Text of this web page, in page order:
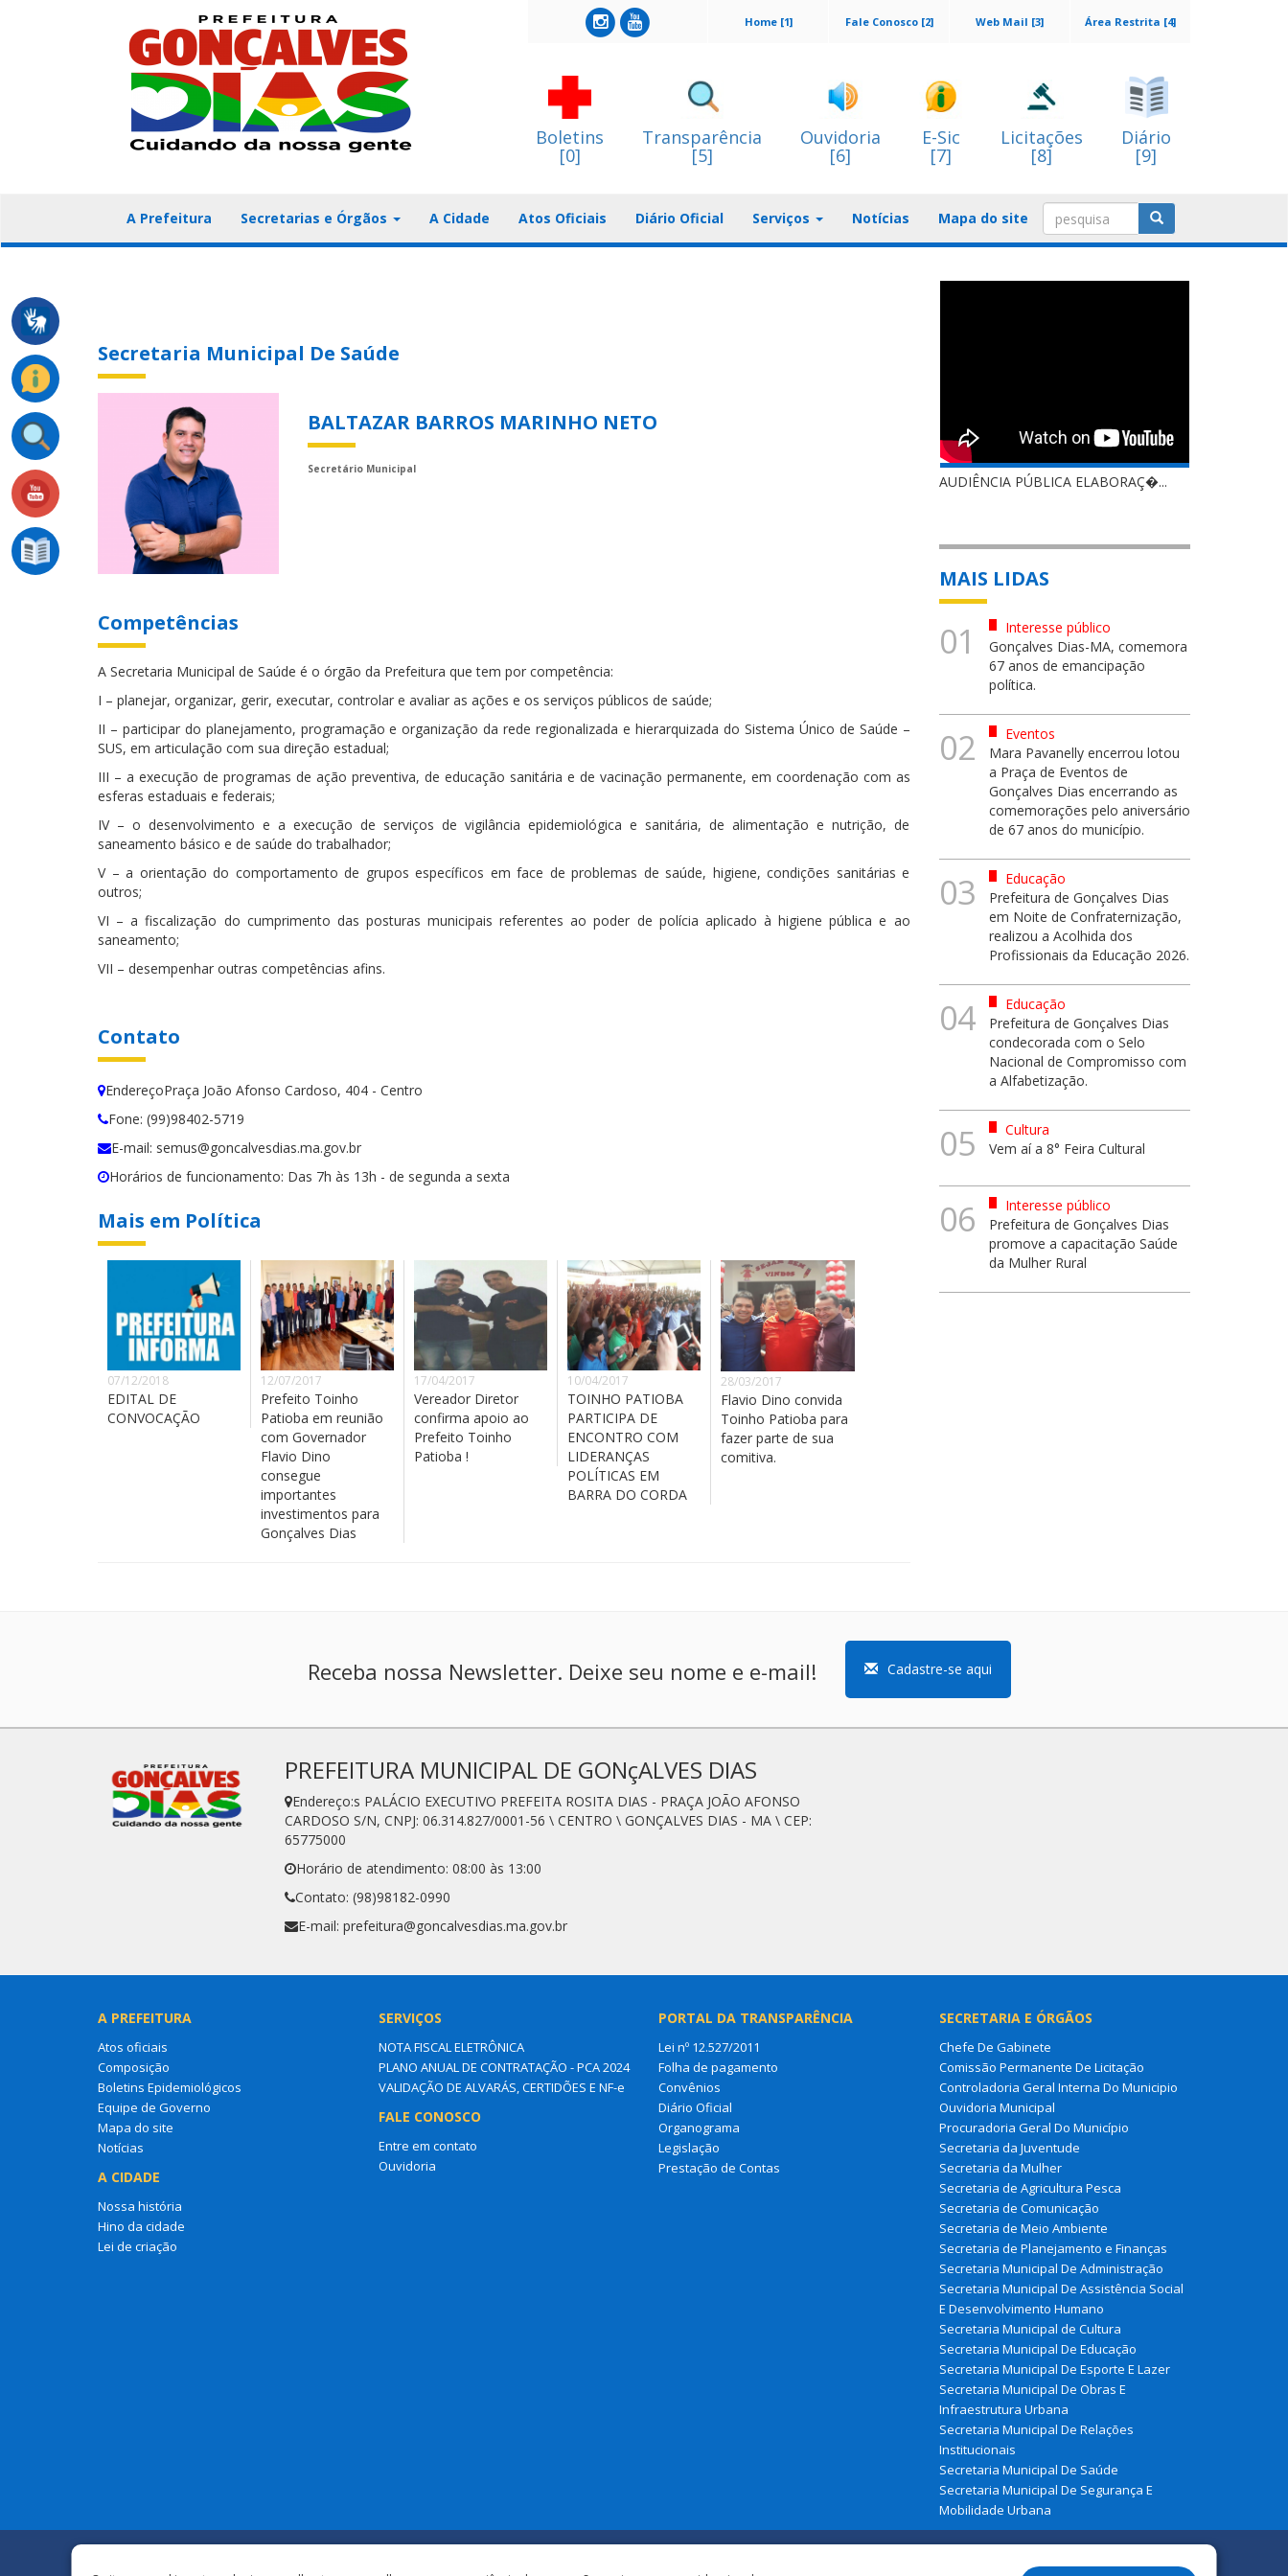
Área Restrita [4]
Web Mail [3]
Fale Conosco [2]
Home [1]
Boletins
[0]
Transparência
[5]
Ouvidoria
[6]
E-Sic
[7]
Licitações
[8]
Diário
[9]
A Prefeitura Secretarias e Órgãos A Cidade Atos Oficiais Diário Oficial Serviços Notícias Mapa do site
Secretaria Municipal De Saúde
BALTAZAR BARROS MARINHO NETO
Secretário Municipal
Competências
A Secretaria Municipal de Saúde é o órgão da Prefeitura que tem por competência:
I – planejar, organizar, gerir, executar, controlar e avaliar as ações e os serviços públicos de saúde;
II – participar do planejamento, programação e organização da rede regionalizada e hierarquizada do Sistema Único de Saúde –
SUS, em articulação com sua direção estadual;
III – a execução de programas de ação preventiva, de educação sanitária e de vacinação permanente, em coordenação com as
esferas estaduais e federais;
IV – o desenvolvimento e a execução de serviços de vigilância epidemiológica e sanitária, de alimentação e nutrição, de
saneamento básico e de saúde do trabalhador;
V – a orientação do comportamento de grupos específicos em face de problemas de saúde, higiene, condições sanitárias e
outros;
VI – a fiscalização do cumprimento das posturas municipais referentes ao poder de polícia aplicado à higiene pública e ao
saneamento;
VII – desempenhar outras competências afins.
Contato
EndereçoPraça João Afonso Cardoso, 404 - Centro
Fone: (99)98402-5719
E-mail: semus@goncalvesdias.ma.gov.br
Horários de funcionamento: Das 7h às 13h - de segunda a sexta
Mais em Política
07/12/2018
EDITAL DE
CONVOCAÇÃO
12/07/2017
Prefeito Toinho
Patioba em reunião
com Governador
Flavio Dino
consegue
importantes
investimentos para
Gonçalves Dias
17/04/2017
Vereador Diretor
confirma apoio ao
Prefeito Toinho
Patioba !
10/04/2017
TOINHO PATIOBA
PARTICIPA DE
ENCONTRO COM
LIDERANÇAS
POLÍTICAS EM
BARRA DO CORDA
28/03/2017
Flavio Dino convida
Toinho Patioba para
fazer parte de sua
comitiva.
AUDIÊNCIA PÚBLICA ELABORAÇ�...
MAIS LIDAS
01
Interesse público
Gonçalves Dias-MA, comemora
67 anos de emancipação
política.
02
Eventos
Mara Pavanelly encerrou lotou
a Praça de Eventos de
Gonçalves Dias encerrando as
comemorações pelo aniversário
de 67 anos do município.
03
Educação
Prefeitura de Gonçalves Dias
em Noite de Confraternização,
realizou a Acolhida dos
Profissionais da Educação 2026.
04
Educação
Prefeitura de Gonçalves Dias
condecorada com o Selo
Nacional de Compromisso com
a Alfabetização.
05
Cultura
Vem aí a 8° Feira Cultural
06
Interesse público
Prefeitura de Gonçalves Dias
promove a capacitação Saúde
da Mulher Rural
Receba nossa Newsletter. Deixe seu nome e e-mail! Cadastre-se aqui
PREFEITURA MUNICIPAL DE GONçALVES DIAS
Endereço:s PALÁCIO EXECUTIVO PREFEITA ROSITA DIAS - PRAÇA JOÃO AFONSO
CARDOSO S/N, CNPJ: 06.314.827/0001-56 \ CENTRO \ GONÇALVES DIAS - MA \ CEP:
65775000
Horário de atendimento: 08:00 às 13:00
Contato: (98)98182-0990
E-mail: prefeitura@goncalvesdias.ma.gov.br
A PREFEITURA
Atos oficiais
Composição
Boletins Epidemiológicos
Equipe de Governo
Mapa do site
Notícias
A CIDADE
Nossa história
Hino da cidade
Lei de criação
SERVIÇOS
NOTA FISCAL ELETRÔNICA
PLANO ANUAL DE CONTRATAÇÃO - PCA 2024
VALIDAÇÃO DE ALVARÁS, CERTIDÕES E NF-e
FALE CONOSCO
Entre em contato
Ouvidoria
PORTAL DA TRANSPARÊNCIA
Lei nº 12.527/2011
Folha de pagamento
Convênios
Diário Oficial
Organograma
Legislação
Prestação de Contas
SECRETARIA E ÓRGÃOS
Chefe De Gabinete
Comissão Permanente De Licitação
Controladoria Geral Interna Do Municipio
Ouvidoria Municipal
Procuradoria Geral Do Município
Secretaria da Juventude
Secretaria da Mulher
Secretaria de Agricultura Pesca
Secretaria de Comunicação
Secretaria de Meio Ambiente
Secretaria de Planejamento e Finanças
Secretaria Municipal De Administração
Secretaria Municipal De Assistência Social
E Desenvolvimento Humano
Secretaria Municipal de Cultura
Secretaria Municipal De Educação
Secretaria Municipal De Esporte E Lazer
Secretaria Municipal De Obras E
Infraestrutura Urbana
Secretaria Municipal De Relações
Institucionais
Secretaria Municipal De Saúde
Secretaria Municipal De Segurança E
Mobilidade Urbana